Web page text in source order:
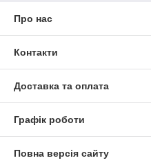
Про нас
Контакти
Доставка та оплата
Графік роботи
Повна версія сайту